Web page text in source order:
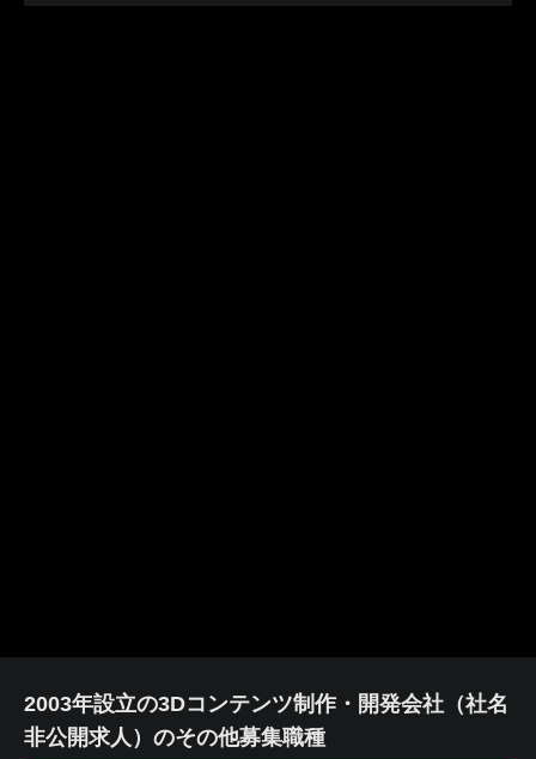
2003年設立の3Dコンテンツ制作・開発会社（社名
非公開求人）のその他募集職種